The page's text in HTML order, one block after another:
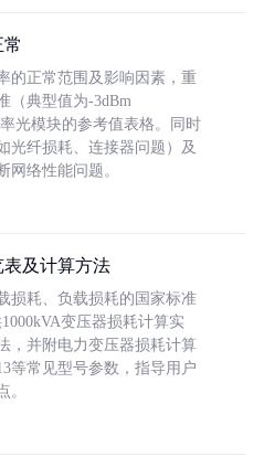
的正常范围及影响因素，重
（典型值为-3dBm
光模块的参考值表格。同时
光纤损耗、连接器问题）及
网络性能问题。
及计算方法
损耗、负载损耗的国家标准
1000kVA变压器损耗计算实
，并附电力变压器损耗计算
等常见型号参数，指导用户
。